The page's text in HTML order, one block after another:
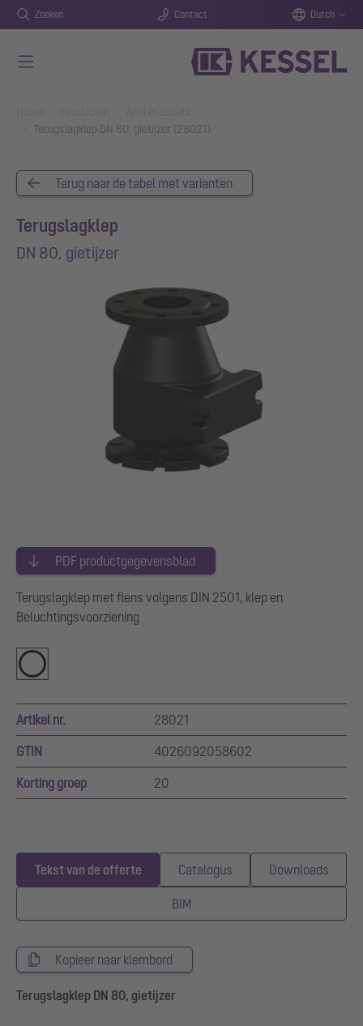
Zoeken Contact Dutch
Terugslagklep DN 80, gietijzer (28021)
Terug naar de tabel met varianten
Terugslagklep
DN 80, gietijzer
PDF productgegevensblad
Terugslagklep met flens volgens DIN 2501, klep en
Beluchtingsvoorziening
Artikel nr. 28021
GTIN 4026092058602
Korting groep 20
Tekst van de offerte Catalogus Downloads
BIM
Kopieer naar klembord
Terugslagklep DN 80, gietijzer